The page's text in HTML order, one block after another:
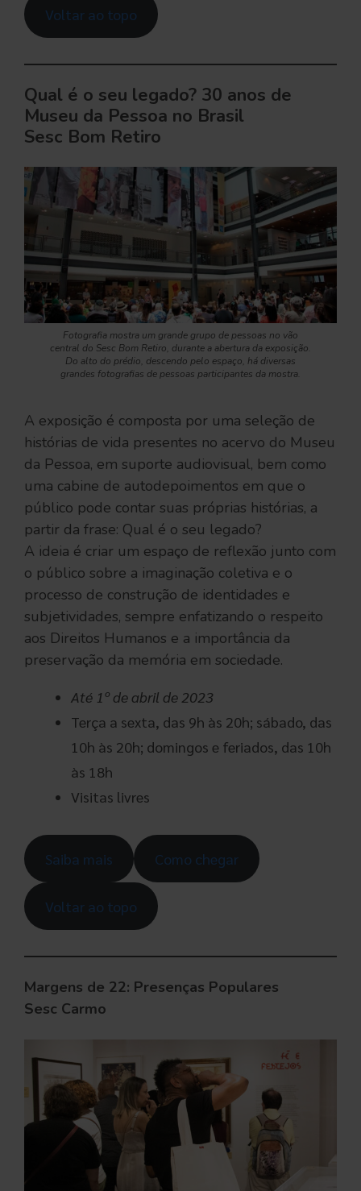
Voltar ao topo
Qual é o seu legado? 30 anos de
Museu da Pessoa no Brasil
Sesc Bom Retiro
Fotografia mostra um grande grupo de pessoas no vão
central do Sesc Bom Retiro, durante a abertura da exposição.
Do alto do prédio, descendo pelo espaço, há diversas
grandes fotografias de pessoas participantes da mostra.
A exposição é composta por uma seleção de
histórias de vida presentes no acervo do Museu
da Pessoa, em suporte audiovisual, bem como
uma cabine de autodepoimentos em que o
público pode contar suas próprias histórias, a
partir da frase: Qual é o seu legado?
A ideia é criar um espaço de reflexão junto com
o público sobre a imaginação coletiva e o
processo de construção de identidades e
subjetividades, sempre enfatizando o respeito
aos Direitos Humanos e a importância da
preservação da memória em sociedade.
Até 1º de abril de 2023
Terça a sexta, das 9h às 20h; sábado, das
10h às 20h; domingos e feriados, das 10h
às 18h
Visitas livres
Saiba mais Como chegar
Voltar ao topo
Margens de 22: Presenças Populares
Sesc Carmo